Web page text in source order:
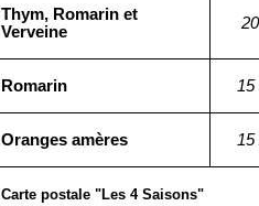
Thym, Romarin et
Verveine
Romarin 15
Oranges amères 15
Carte postale "Les 4 Saisons"